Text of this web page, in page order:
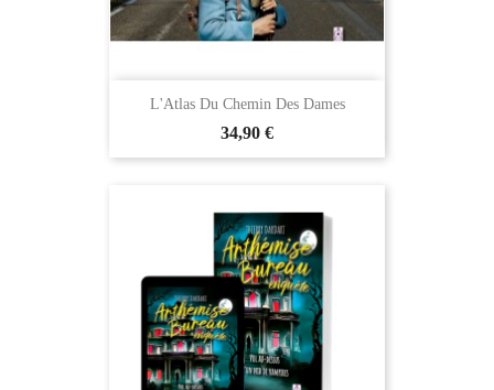
L'Atlas Du Chemin Des Dames
34,90 €